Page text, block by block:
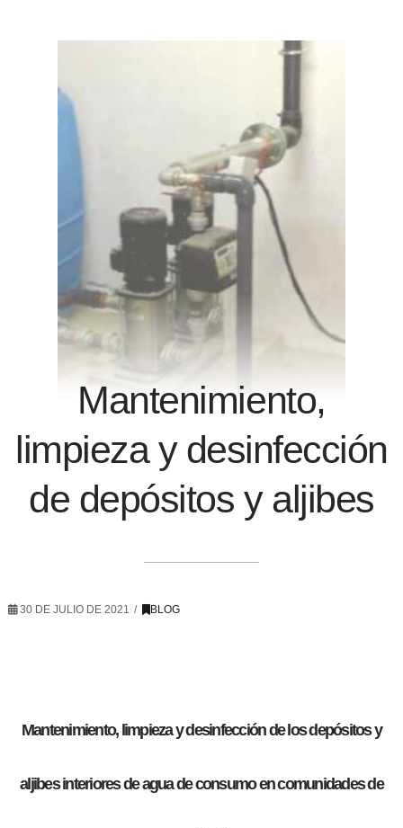
Mantenimiento,
limpieza y desinfección
de depósitos y aljibes
30 DE JULIO DE 2021 BLOG
Mantenimiento, limpieza y desinfección de los depósitos y
aljibes interiores de agua de consumo en comunidades de